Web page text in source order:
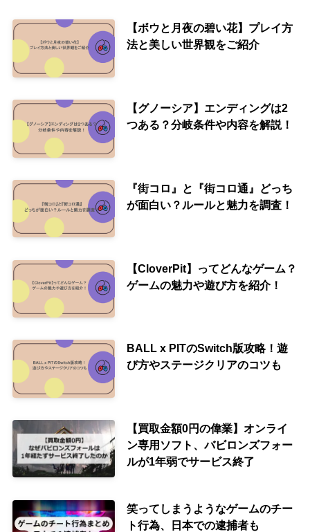
【ボウと月夜の碧い花】プレイ方
法と美しい世界観をご紹介
【グノーシア】エンディングは2
つある？分岐条件や内容を解説！
『街コロ』と『街コロ通』どっち
が面白い？ルールと魅力を調査！
【CloverPit】ってどんなゲーム？
ゲームの魅力や遊び方を紹介！
BALL x PITのSwitch版攻略！遊
び方やステージクリアのコツも
【買取金額0円の偉業】オンライ
ン専用ソフト、バビロンズフォー
ルが1年弱でサービス終了
笑ってしまうようなゲームのチー
ト行為、日本での逮捕者も